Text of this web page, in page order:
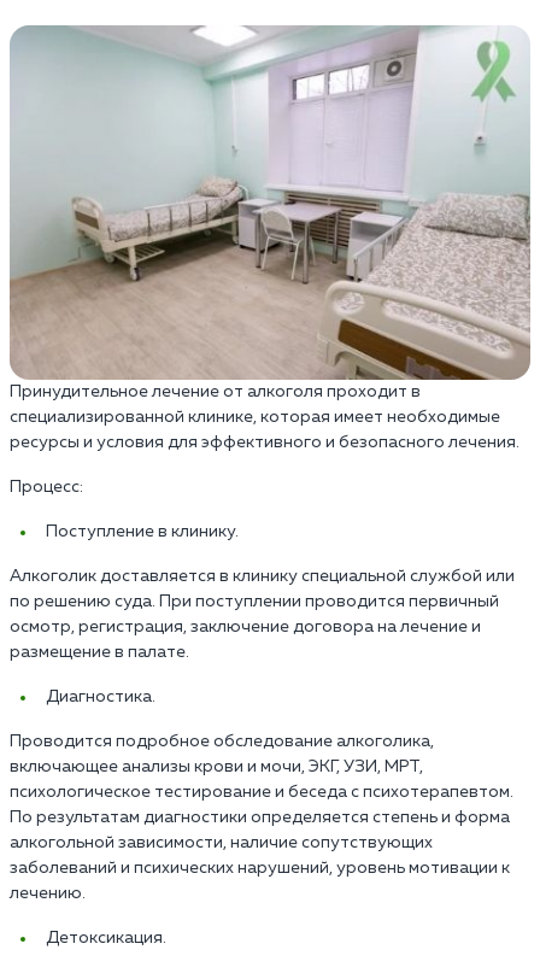
Принудительное лечение от алкоголя проходит в
специализированной клинике, которая имеет необходимые
ресурсы и условия для эффективного и безопасного лечения.
Процесс:
Поступление в клинику.
Алкоголик доставляется в клинику специальной службой или
по решению суда. При поступлении проводится первичный
осмотр, регистрация, заключение договора на лечение и
размещение в палате.
Диагностика.
Проводится подробное обследование алкоголика,
включающее анализы крови и мочи, ЭКГ, УЗИ, МРТ,
психологическое тестирование и беседа с психотерапевтом.
По результатам диагностики определяется степень и форма
алкогольной зависимости, наличие сопутствующих
заболеваний и психических нарушений, уровень мотивации к
лечению.
Детоксикация.